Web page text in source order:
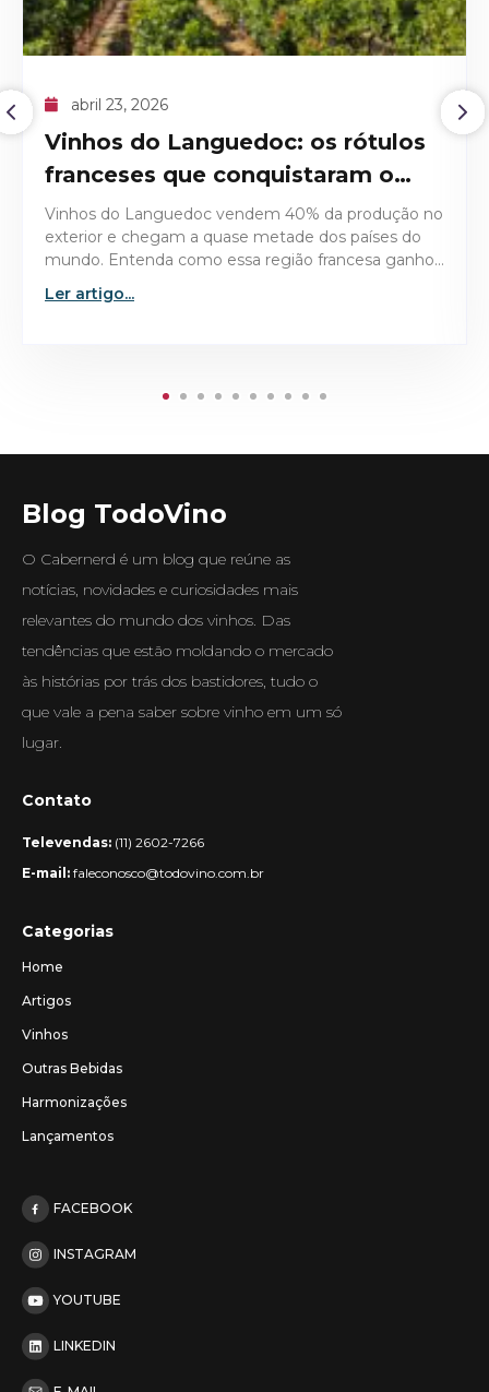
abril 09, 2026
O recorde histórico do Domaine
de la Romanée-Conti 1945
Descubra os detalhes técnicos e históricos que
tornaram o Domaine de la Romanée-Conti 1945 a
garrafa mais valiosa já leiloada no mercado de vinhos
Ler artigo...
Blog TodoVino
O Cabernerd é um blog que reúne as
notícias, novidades e curiosidades mais
relevantes do mundo dos vinhos. Das
tendências que estão moldando o mercado
às histórias por trás dos bastidores, tudo o
que vale a pena saber sobre vinho em um só
lugar.
Contato
Televendas: (11) 2602-7266
E-mail: faleconosco@todovino.com.br
Categorias
Home
Artigos
Vinhos
Outras Bebidas
Harmonizações
Lançamentos
FACEBOOK
INSTAGRAM
YOUTUBE
LINKEDIN